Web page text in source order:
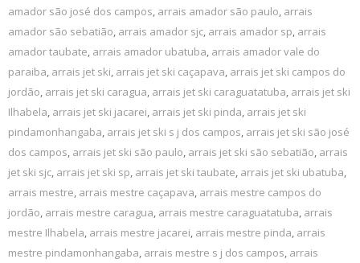
amador são josé dos campos, arrais amador são paulo, arrais
amador são sebatião, arrais amador sjc, arrais amador sp, arrais
amador taubate, arrais amador ubatuba, arrais amador vale do
paraiba, arrais jet ski, arrais jet ski caçapava, arrais jet ski campos do
jordão, arrais jet ski caragua, arrais jet ski caraguatatuba, arrais jet ski
Ilhabela, arrais jet ski jacarei, arrais jet ski pinda, arrais jet ski
pindamonhangaba, arrais jet ski s j dos campos, arrais jet ski são josé
dos campos, arrais jet ski são paulo, arrais jet ski são sebatião, arrais
jet ski sjc, arrais jet ski sp, arrais jet ski taubate, arrais jet ski ubatuba,
arrais mestre, arrais mestre caçapava, arrais mestre campos do
jordão, arrais mestre caragua, arrais mestre caraguatatuba, arrais
mestre Ilhabela, arrais mestre jacarei, arrais mestre pinda, arrais
mestre pindamonhangaba, arrais mestre s j dos campos, arrais